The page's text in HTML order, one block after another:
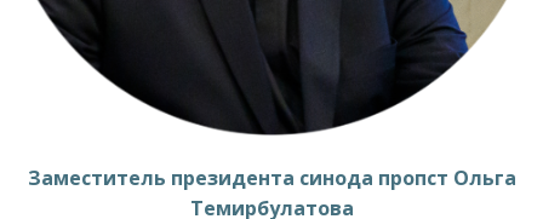
Заместитель президента синода пропст Ольга
Темирбулатова